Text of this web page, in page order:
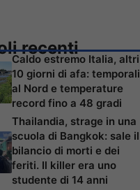
recenti
Caldo estremo Italia, altri
10 giorni di afa: temporali
al Nord e temperature
record fino a 48 gradi
Thailandia, strage in una
scuola di Bangkok: sale il
bilancio di morti e dei
feriti. Il killer era uno
studente di 14 anni